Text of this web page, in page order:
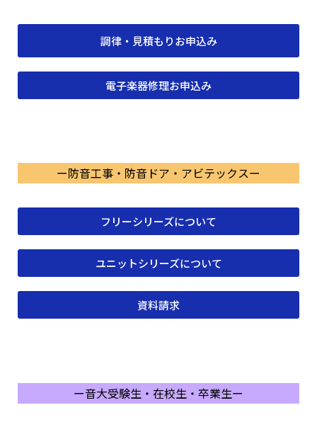
調律・見積もりお申込み
電子楽器修理お申込み
ー防音工事・防音ドア・アビテックスー
フリーシリーズについて
ユニットシリーズについて
資料請求
ー音大受験生・在校生・卒業生ー